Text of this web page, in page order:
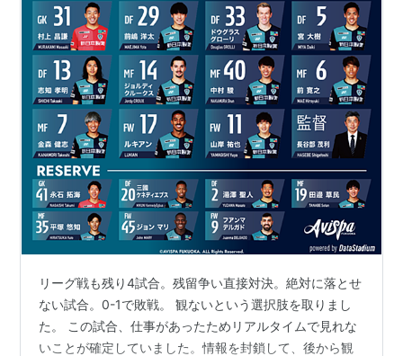
リーグ戦も残り4試合。残留争い直接対決。絶対に落とせ
ない試合。0-1で敗戦。 観ないという選択肢を取りまし
た。 この試合、仕事があったためリアルタイムで見れな
いことが確定していました。情報を封鎖して、後から観